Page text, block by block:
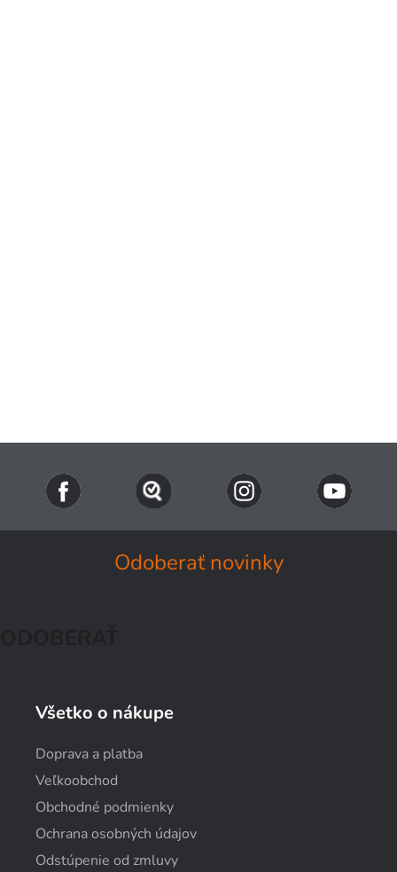
Odoberať novinky
Všetko o nákupe
Doprava a platba
Veľkoobchod
Obchodné podmienky
Ochrana osobných údajov
Odstúpenie od zmluvy